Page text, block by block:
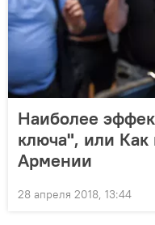
Наиболее
ключа", или Как
Армении
28 апреля 2018, 13:44